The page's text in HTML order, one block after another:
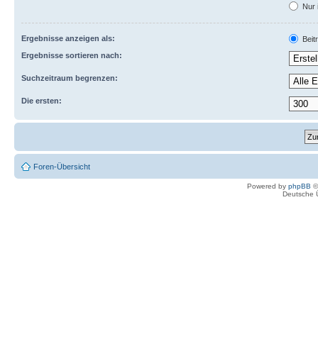
Nur
Ergebnisse anzeigen als:
Ergebnisse sortieren nach:
Suchzeitraum begrenzen:
Die ersten:
Foren-Übersicht
Powered by phpBB
Deutsche